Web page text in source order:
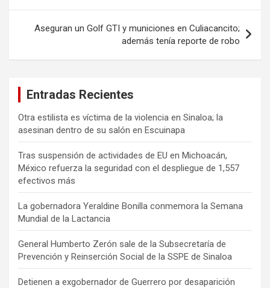
entradas
Aseguran un Golf GTI y municiones en Culiacancito;
además tenía reporte de robo
Entradas Recientes
Otra estilista es víctima de la violencia en Sinaloa; la
asesinan dentro de su salón en Escuinapa
Tras suspensión de actividades de EU en Michoacán,
México refuerza la seguridad con el despliegue de 1,557
efectivos más
La gobernadora Yeraldine Bonilla conmemora la Semana
Mundial de la Lactancia
General Humberto Zerón sale de la Subsecretaría de
Prevención y Reinserción Social de la SSPE de Sinaloa
Detienen a exgobernador de Guerrero por desaparición